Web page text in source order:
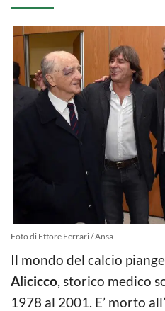
Foto di Ettore Ferrari / Ansa
Il mondo del calcio
Alicicco, storico medico
1978 al 2001. E’ morto